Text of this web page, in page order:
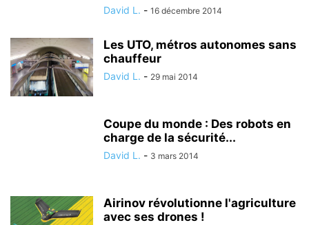
David L. - 16 décembre 2014
Les UTO, métros autonomes sans
chauffeur
David L. - 29 mai 2014
Coupe du monde : Des robots en
charge de la sécurité...
David L. - 3 mars 2014
Airinov révolutionne l'agriculture
avec ses drones !